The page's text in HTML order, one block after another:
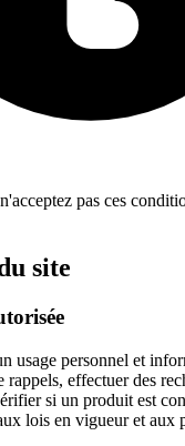
pas ces
site
usage personnel et
rappels, effectuer des
si un produit est
lois en vigueur et aux